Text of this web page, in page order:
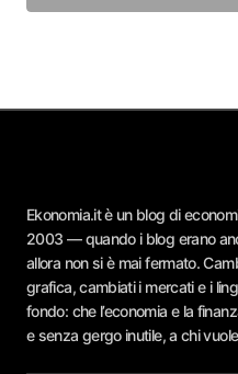
Ekonomia.it è un blog di
2003 — quando i blog erano
allora non si è mai fermato.
grafica, cambiati i mercati e i
fondo: che l’economia e la
e senza gergo inutile, a chi